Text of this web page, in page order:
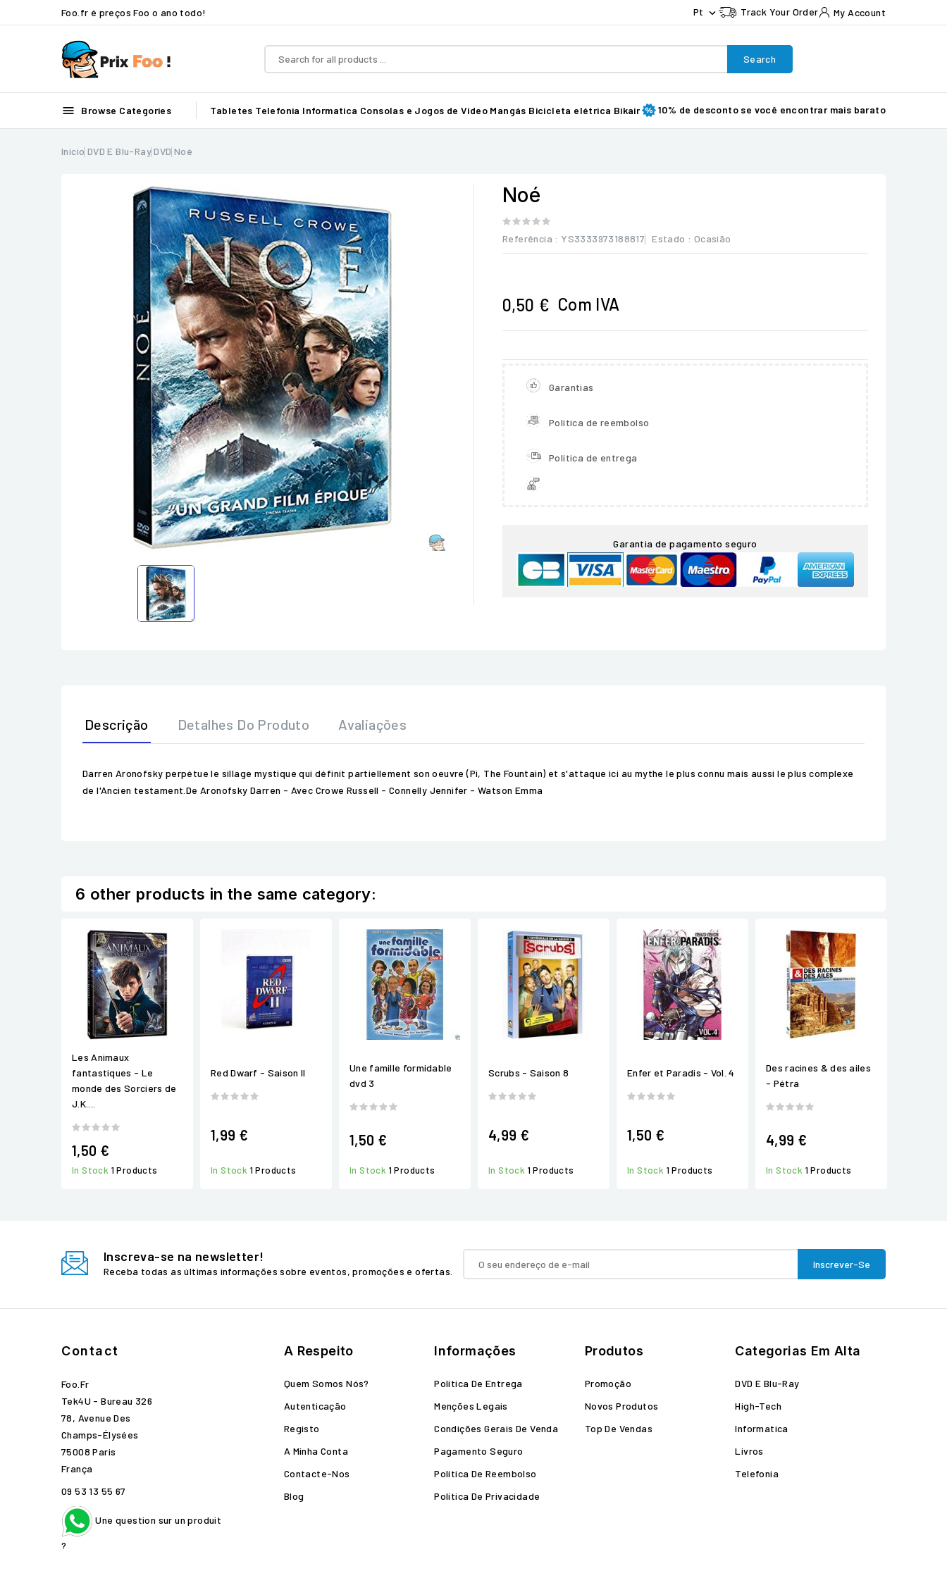
Foo.fr é preços Foo o ano todo! Pt  Track Your Order My Account
Search
 Browse Categories Tabletes Telefonia Informatica Consolas e Jogos de Vídeo Mangás Bicicleta elétrica Bikair 10% de desconto se você encontrar mais barato
Início DVD E Blu-Ray DVD Noé

Noé
Referência : YS3333973188817 Estado : Ocasião
0,50 € Com IVA
Garantias
Política de reembolso
Política de entrega
Garantia de pagamento seguro
Descrição Detalhes Do Produto Avaliações
Darren Aronofsky perpétue le sillage mystique qui définit partiellement son oeuvre (Pi, The Fountain) et s'attaque ici au mythe le plus connu mais aussi le plus complexe
de l'Ancien testament.De Aronofsky Darren - Avec Crowe Russell - Connelly Jennifer - Watson Emma
6 other products in the same category:
Les Animaux
fantastiques - Le
monde des Sorciers de
J.K....
1,50 €
In Stock 1 Products
Red Dwarf - Saison II
1,99 €
In Stock 1 Products
Une famille formidable
dvd 3
1,50 €
In Stock 1 Products
Scrubs - Saison 8
4,99 €
In Stock 1 Products
Enfer et Paradis - Vol. 4
1,50 €
In Stock 1 Products
Des racines & des ailes
- Pétra
4,99 €
In Stock 1 Products
Inscreva-se na newsletter!
Receba todas as últimas informações sobre eventos, promoções e ofertas.
Contact
Foo.fr
Tek4U - Bureau 326
78, Avenue Des
Champs-Élysées
75008 Paris
França
09 53 13 55 67
Une question sur un produit
?
A Respeito
Quem Somos Nós?
Autenticação
Registo
A Minha Conta
Contacte-Nos
Blog
Informações
Política De Entrega
Menções Legais
Condições Gerais De Venda
Pagamento Seguro
Política De Reembolso
Política De Privacidade
Produtos
Promoção
Novos Produtos
Top De Vendas
Categorias Em Alta
DVD E Blu-Ray
High-Tech
Informatica
Livros
Telefonia